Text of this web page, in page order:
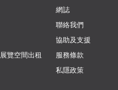
覽空間出租
網誌
聯絡我們
協助及支援
服務條款
私隱政策